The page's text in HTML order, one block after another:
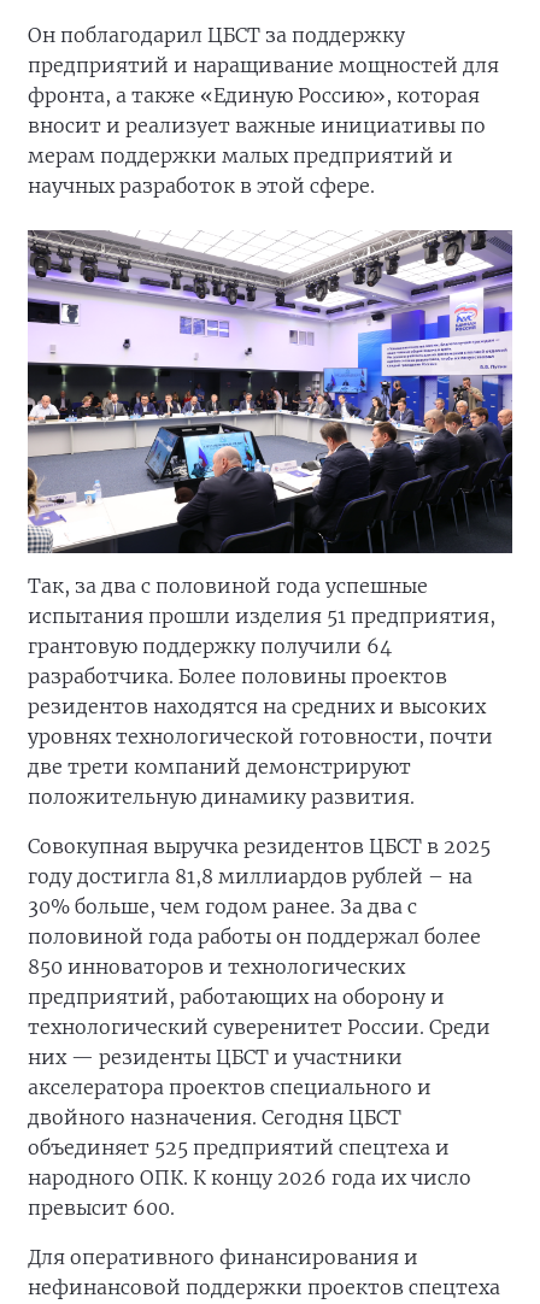
Он поблагодарил ЦБСТ за поддержку
предприятий и наращивание мощностей для
фронта, а также «Единую Россию», которая
вносит и реализует важные инициативы по
мерам поддержки малых предприятий и
научных разработок в этой сфере.
Так, за два с половиной года успешные
испытания прошли изделия 51 предприятия,
грантовую поддержку получили 64
разработчика. Более половины проектов
резидентов находятся на средних и высоких
уровнях технологической готовности, почти
две трети компаний демонстрируют
положительную динамику развития.
Совокупная выручка резидентов ЦБСТ в 2025
году достигла 81,8 миллиардов рублей – на
30% больше, чем годом ранее. За два с
половиной года работы он поддержал более
850 инноваторов и технологических
предприятий, работающих на оборону и
технологический суверенитет России. Среди
них — резиденты ЦБСТ и участники
акселератора проектов специального и
двойного назначения. Сегодня ЦБСТ
объединяет 525 предприятий спецтеха и
народного ОПК. К концу 2026 года их число
превысит 600.
Для оперативного финансирования и
нефинансовой поддержки проектов спецтеха